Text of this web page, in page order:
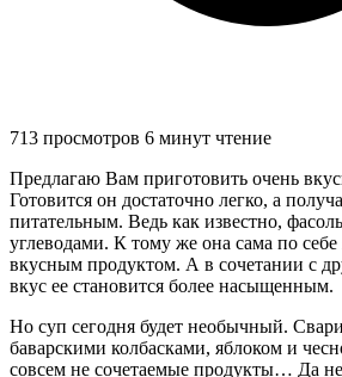
713 просмотров 6 минут чтение
Предлагаю Вам приготовить очень
Готовится он достаточно легко, а
питательным. Ведь как известно,
углеводами. К тому же она сама по себе
вкусным продуктом. А в сочетании с
вкус ее становится более насыщенным.
Но суп сегодня будет необычный.
баварскими колбасками, яблоком и
совсем не сочетаемые продукты… Да